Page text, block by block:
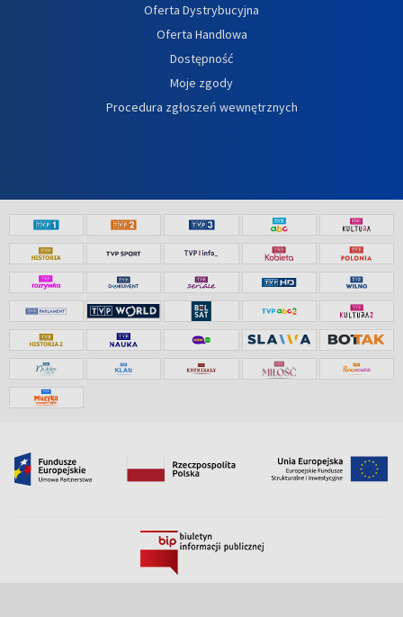
Oferta Dystrybucyjna
Oferta Handlowa
Dostępność
Moje zgody
Procedura zgłoszeń wewnętrznych